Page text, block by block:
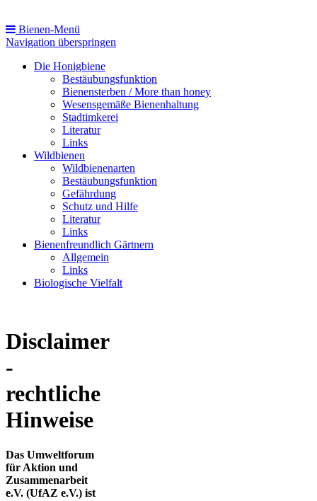
Bienen-Menü
Navigation überspringen
Die Honigbiene
Bestäubungsfunktion
Bienensterben / More than honey
Wesensgemäße Bienenhaltung
Stadtimkerei
Literatur
Links
Wildbienen
Wildbienenarten
Bestäubungsfunktion
Gefährdung
Schutz und Hilfe
Literatur
Links
Bienenfreundlich Gärtnern
Allgemein
Links
Biologische Vielfalt
Disclaimer
-
rechtliche
Hinweise
Das Umweltforum
für Aktion und
Zusammenarbeit
e.V. (UfAZ e.V.) ist